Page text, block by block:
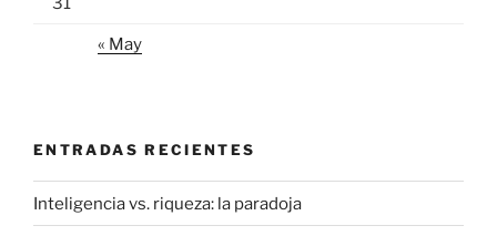
« May
ENTRADAS RECIENTES
Inteligencia vs. riqueza: la paradoja